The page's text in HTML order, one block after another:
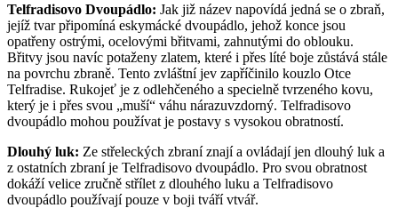
Telfradisovo Dvoupádlo: Jak již název napovídá jedná se o zbraň,
jejíž tvar připomíná eskymácké dvoupádlo, jehož konce jsou
opatřeny ostrými, ocelovými břitvami, zahnutými do oblouku.
Břitvy jsou navíc potaženy zlatem, které i přes líté boje zůstává stále
na povrchu zbraně. Tento zvláštní jev zapříčinilo kouzlo Otce
Telfradise. Rukojeť je z odlehčeného a specielně tvrzeného kovu,
který je i přes svou „muší“ váhu nárazuvzdorný. Telfradisovo
dvoupádlo mohou používat je postavy s vysokou obratností.
Dlouhý luk: Ze střeleckých zbraní znají a ovládají jen dlouhý luk a
z ostatních zbraní je Telfradisovo dvoupádlo. Pro svou obratnost
dokáží velice zručně střílet z dlouhého luku a Telfradisovo
dvoupádlo používají pouze v boji tváří vtvář.